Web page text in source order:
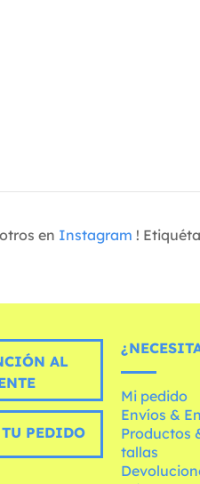
en Instagram !
AL
PEDIDO
Mi pedido
Envíos &
Productos
tallas